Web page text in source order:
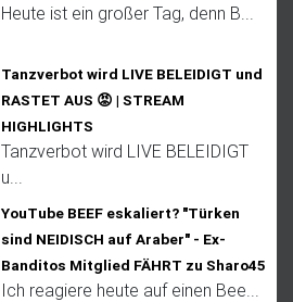
Heute ist ein großer Tag, denn B...
Tanzverbot wird LIVE BELEIDIGT und
RASTET AUS 😡 | STREAM
HIGHLIGHTS
Tanzverbot wird LIVE BELEIDIGT
u...
YouTube BEEF eskaliert? "Türken
sind NEIDISCH auf Araber" - Ex-
Banditos Mitglied FÄHRT zu Sharo45
Ich reagiere heute auf einen Bee...